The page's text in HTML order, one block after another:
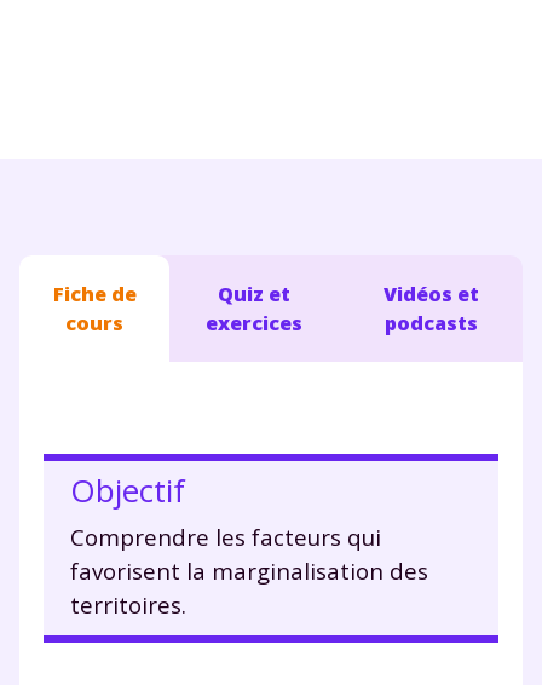
Fiche de
cours
Quiz et
exercices
Vidéos et
podcasts
Objectif
Comprendre les facteurs qui
favorisent la marginalisation des
territoires.